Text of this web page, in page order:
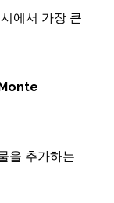
에서 가장 큰
을 추가하는